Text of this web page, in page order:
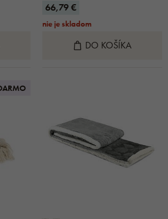
66,79 €
nie je skladom
DO KOŠÍKA